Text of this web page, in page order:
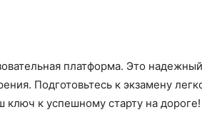
платформа. Это
Подготовьтесь к экзамену
ключ к успешному старту на дороге!